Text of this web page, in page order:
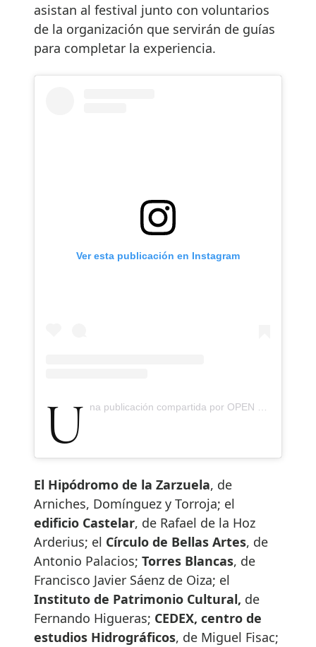
asistan al festival junto con voluntarios
de la organización que servirán de guías
para completar la experiencia.
Ver esta publicación en Instagram
Una publicación compartida por OPEN HOUSE MADRID (@openhousemadrid)
El Hipódromo de la Zarzuela, de
Arniches, Domínguez y Torroja; el
edificio Castelar, de Rafael de la Hoz
Arderius; el Círculo de Bellas Artes, de
Antonio Palacios; Torres Blancas, de
Francisco Javier Sáenz de Oiza; el
Instituto de Patrimonio Cultural, de
Fernando Higueras; CEDEX, centro de
estudios Hidrográficos, de Miguel Fisac;